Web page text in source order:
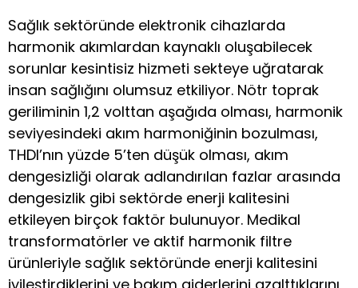
Sağlık sektöründe elektronik cihazlarda
harmonik akımlardan kaynaklı oluşabilecek
sorunlar kesintisiz hizmeti sekteye uğratarak
insan sağlığını olumsuz etkiliyor. Nötr toprak
geriliminin 1,2 volttan aşağıda olması, harmonik
seviyesindeki akım harmoniğinin bozulması,
THDI’nın yüzde 5’ten düşük olması, akım
dengesizliği olarak adlandırılan fazlar arasında
dengesizlik gibi sektörde enerji kalitesini
etkileyen birçok faktör bulunuyor. Medikal
transformatörler ve aktif harmonik filtre
ürünleriyle sağlık sektöründe enerji kalitesini